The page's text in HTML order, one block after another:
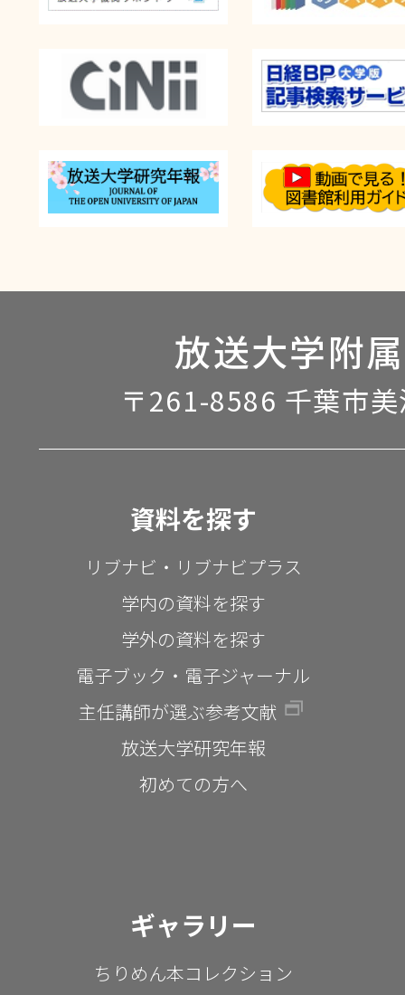
放送大学附
〒261-8586 千葉市
資料を探す
リブナビ・リブナビプラス
学内の資料を探す
学外の資料を探す
電子ブック・電子ジャーナル
主任講師が選ぶ参考文献
放送大学研究年報
初めての方へ
ギャラリー
ちりめん本コレクション